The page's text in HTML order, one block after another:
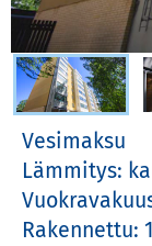
Valitse kuva
Vesimaksu
Lämmitys:
Rakennettu: